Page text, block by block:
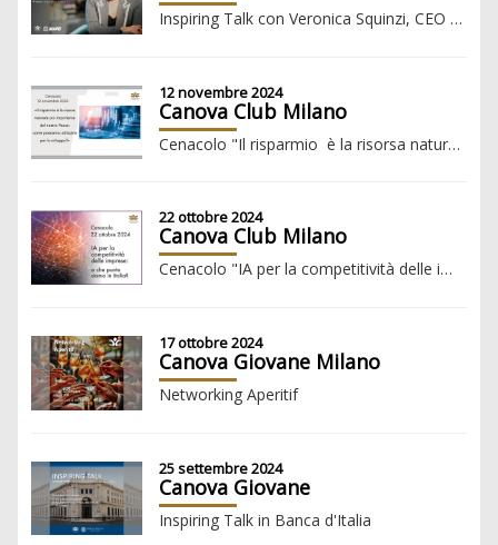
Inspiring Talk con Veronica Squinzi, CEO Mapei S.p.A.
12 novembre 2024
Canova Club Milano
Cenacolo "Il risparmio è la risorsa naturale più importante del nostro Paese: come possiamo utilizzarla per lo sviluppo?"
22 ottobre 2024
Canova Club Milano
Cenacolo "IA per la competitività delle imprese: a che punto siamo in Italia?"
17 ottobre 2024
Canova Giovane Milano
Networking Aperitif
25 settembre 2024
Canova Giovane
Inspiring Talk in Banca d'Italia